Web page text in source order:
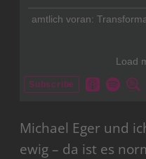
Michael Eger und
ewig – da ist es